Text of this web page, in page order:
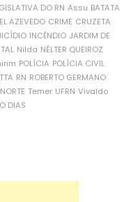
DO RN Assu BATATA
AZEVEDO CRIME CRUZETA
INCÊNDIO JARDIM DE
Nilda NÉLTER QUEIROZ
POLÍCIA POLÍCIA CIVIL
RN ROBERTO GERMANO
Temer UFRN Vivaldo
DIAS